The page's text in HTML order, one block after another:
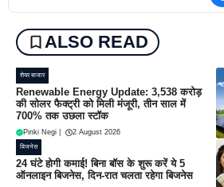
ALSO READ
शेयर बाजार
Renewable Energy Update: 3,538 करोड़
की सोलर फैक्ट्री को मिली मंजूरी, तीन साल में
700% तक उछला स्टॉक
Pinki Negi 2 August 2026
बिजनेस
24 घंटे होगी कमाई! बिना बॉस के शुरू करें ये 5
ऑनलाइन बिजनेस, दिन-रात चलता रहेगा बिजनेस